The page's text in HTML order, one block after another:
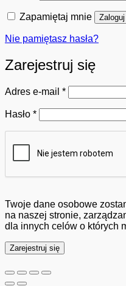
Zapamiętaj mnie
Nie pamiętasz hasła?
Zarejestruj się
Adres e-mail *Wymagane
Hasło *Wymagane
Twoje dane osobowe
na naszej stronie,
dla innych celów o których
Zarejestruj się